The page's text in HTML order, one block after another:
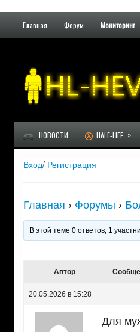
Главная Форум Мониторинг
НОВОСТИ HALF-LIFE »
Вход/ Регистрация
Главная › Форумы ›
В этой теме 0 ответов, 1
Автор
20.05.2026 в 15:28
Для